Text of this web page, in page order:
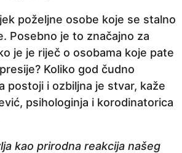
poželjne osobe koje se stalno
Posebno je to značajno za
je je riječ o osobama koje pate
Koliko god čudno
postoji i ozbiljna je stvar, kaže
psihologinja i korodinatorica
kao prirodna reakcija našeg